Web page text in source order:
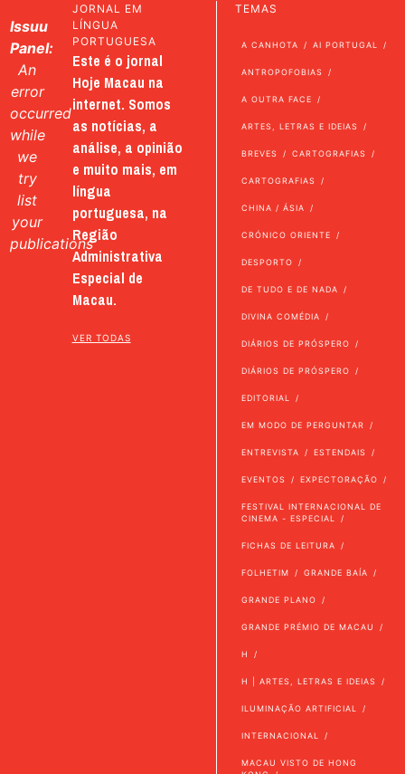
Issuu
Panel:
An
error
occurred
while
we
try
list
your
publications
JORNAL EM
LÍNGUA
PORTUGUESA
Este é o jornal
Hoje Macau na
internet. Somos
as notícias, a
análise, a opinião
e muito mais, em
língua
portuguesa, na
Região
Administrativa
Especial de
Macau.
VER TODAS
TEMAS
A CANHOTA AI PORTUGAL
ANTROPOFOBIAS
A OUTRA FACE
ARTES, LETRAS E IDEIAS
BREVES CARTOGRAFIAS
CARTOGRAFIAS
CHINA / ÁSIA
CRÓNICO ORIENTE
DESPORTO
DE TUDO E DE NADA
DIVINA COMÉDIA
DIÁRIOS DE PRÓSPERO
DIÁRIOS DE PRÓSPERO
EDITORIAL
EM MODO DE PERGUNTAR
ENTREVISTA ESTENDAIS
EVENTOS EXPECTORAÇÃO
FESTIVAL INTERNACIONAL DE
CINEMA - ESPECIAL
FICHAS DE LEITURA
FOLHETIM GRANDE BAÍA
GRANDE PLANO
GRANDE PRÉMIO DE MACAU
H
H | ARTES, LETRAS E IDEIAS
ILUMINAÇÃO ARTIFICIAL
INTERNACIONAL
MACAU VISTO DE HONG